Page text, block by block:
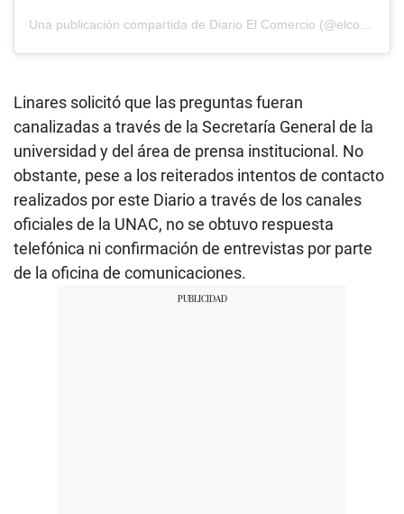
Linares solicitó que las preguntas fueran
canalizadas a través de la Secretaría General de la
universidad y del área de prensa institucional. No
obstante, pese a los reiterados intentos de contacto
realizados por este Diario a través de los canales
oficiales de la UNAC, no se obtuvo respuesta
telefónica ni confirmación de entrevistas por parte
de la oficina de comunicaciones.